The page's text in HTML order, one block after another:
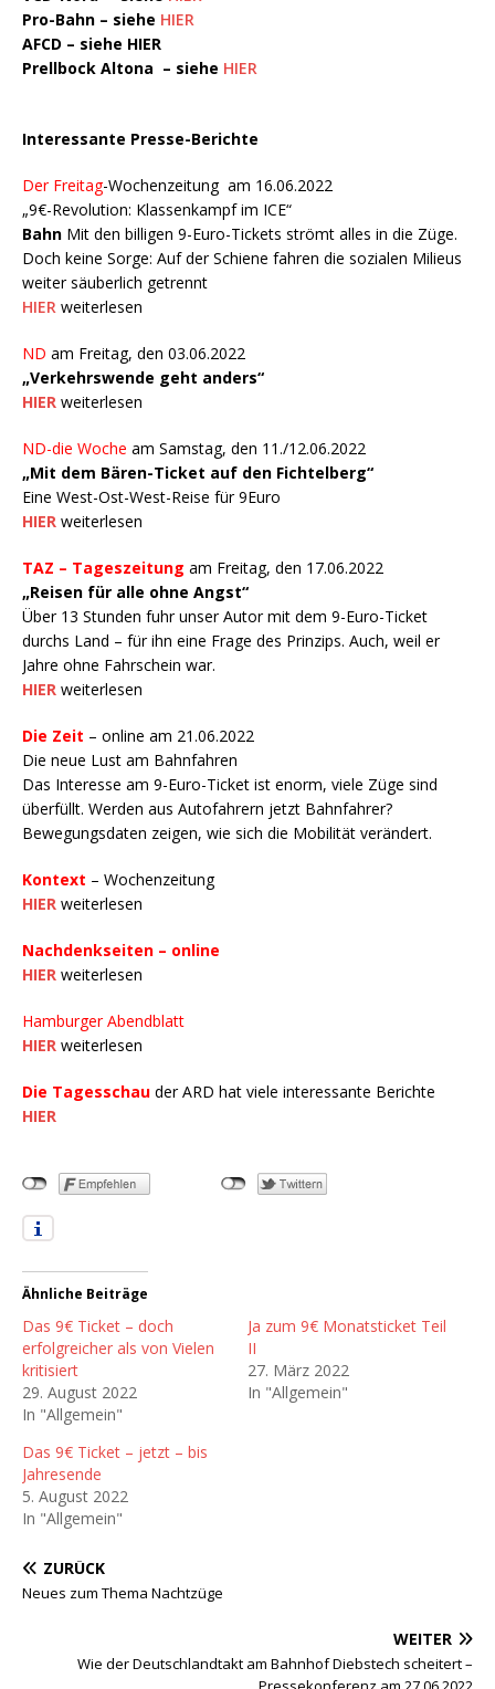
Pro-Bahn – siehe HIER
AFCD – siehe HIER
Prellbock Altona – siehe HIER
Interessante Presse-Berichte
Der Freitag-Wochenzeitung am 16.06.2022
„9€-Revolution: Klassenkampf im ICE“
Bahn Mit den billigen 9-Euro-Tickets strömt alles in die Züge.
Doch keine Sorge: Auf der Schiene fahren die sozialen Milieus
weiter säuberlich getrennt
HIER weiterlesen
ND am Freitag, den 03.06.2022
„Verkehrswende geht anders“
HIER weiterlesen
ND-die Woche am Samstag, den 11./12.06.2022
„Mit dem Bären-Ticket auf den Fichtelberg“
Eine West-Ost-West-Reise für 9Euro
HIER weiterlesen
TAZ – Tageszeitung am Freitag, den 17.06.2022
„Reisen für alle ohne Angst“
Über 13 Stunden fuhr unser Autor mit dem 9-Euro-Ticket
durchs Land – für ihn eine Frage des Prinzips. Auch, weil er
Jahre ohne Fahrschein war.
HIER weiterlesen
Die Zeit – online am 21.06.2022
Die neue Lust am Bahnfahren
Das Interesse am 9-Euro-Ticket ist enorm, viele Züge sind
überfüllt. Werden aus Autofahrern jetzt Bahnfahrer?
Bewegungsdaten zeigen, wie sich die Mobilität verändert.
Kontext – Wochenzeitung
HIER weiterlesen
Nachdenkseiten – online
HIER weiterlesen
Hamburger Abendblatt
HIER weiterlesen
Die Tagesschau der ARD hat viele interessante Berichte
HIER
Ähnliche Beiträge
Das 9€ Ticket – doch
erfolgreicher als von Vielen
kritisiert
29. August 2022
In "Allgemein"
Ja zum 9€ Monatsticket Teil
II
27. März 2022
In "Allgemein"
Das 9€ Ticket – jetzt – bis
Jahresende
5. August 2022
In "Allgemein"
ZURÜCK
Neues zum Thema Nachtzüge
WEITER
Wie der Deutschlandtakt am Bahnhof Diebstech scheitert –